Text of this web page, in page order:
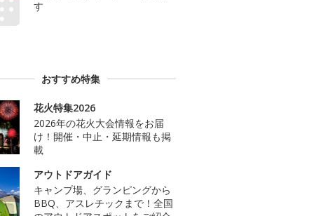
す
おすすめ特集
花火特集2026
2026年の花火大会情報をお届
け！開催・中止・延期情報も掲
載
アウトドアガイド
キャンプ場、グランピングから
BBQ、アスレチックまで！全国